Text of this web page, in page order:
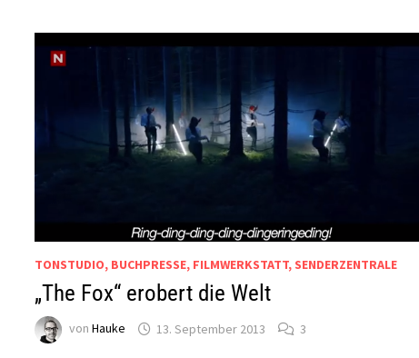
TONSTUDIO, BUCHPRESSE, FILMWERKSTATT, SENDERZENTRALE
„The Fox“ erobert die Welt
vonHauke 13. September 2013 3